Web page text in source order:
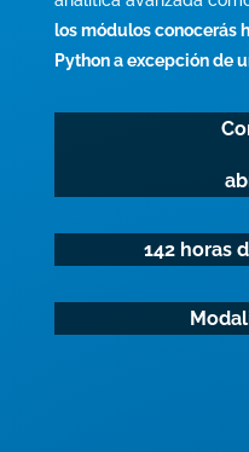
los módulos conocerás
Python a excepción de
142 horas